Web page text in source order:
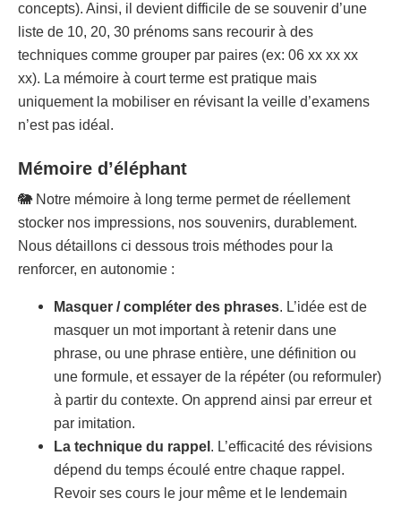
concepts). Ainsi, il devient difficile de se souvenir d’une
liste de 10, 20, 30 prénoms sans recourir à des
techniques comme grouper par paires (ex: 06 xx xx xx
xx). La mémoire à court terme est pratique mais
uniquement la mobiliser en révisant la veille d’examens
n’est pas idéal.
Mémoire d’éléphant
🐘 Notre mémoire à long terme permet de réellement
stocker nos impressions, nos souvenirs, durablement.
Nous détaillons ci dessous trois méthodes pour la
renforcer, en autonomie :
Masquer / compléter des phrases. L’idée est de
masquer un mot important à retenir dans une
phrase, ou une phrase entière, une définition ou
une formule, et essayer de la répéter (ou reformuler)
à partir du contexte. On apprend ainsi par erreur et
par imitation.
La technique du rappel . L’efficacité des révisions
dépend du temps écoulé entre chaque rappel.
Revoir ses cours le jour même et le lendemain